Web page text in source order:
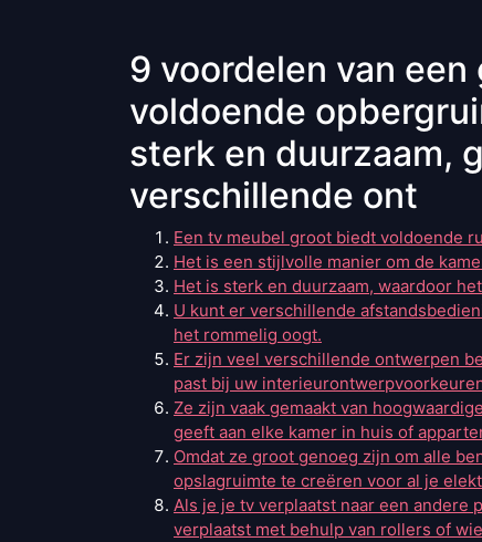
9 voordelen van
voldoende
sterk en duurzaam,
verschillende ont
Een tv meubel groot biedt voldoende
Het is een stijlvolle manier om de
Het is sterk en duurzaam, waardoor
U kunt er verschillende
het rommelig oogt.
Er zijn veel verschillende ontwerpen
past bij uw
Ze zijn vaak gemaakt van
geeft aan elke kamer in huis of
Omdat ze groot genoeg zijn om alle
opslagruimte te creëren voor al je
Als je je tv verplaatst naar een andere
verplaatst met behulp van rollers of